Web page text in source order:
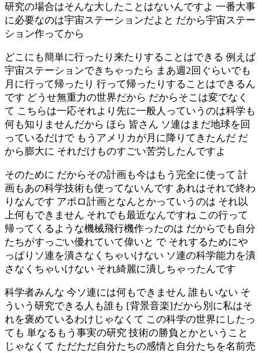
研究の場合はそんな大したことはないんですよ 一番大事
に必要なのは宇宙ステーションだよと だから宇宙ステー
ション作ってから
どこにも簡単に行ったり来たりすることはできる 例えば
宇宙ステーションできちゃったら まあ週2回ぐらいでも
月に行って帰ったり 行って帰ったりすることはできるん
です どうせ無重力の世界だから だからそこは変でなく
て こちらは一応それより先に一般人っていうのは科学も
何も知りませんだから ほら 皆さん ソ連はまだ地球を回
っているだけで もうアメリカが月に降りてきたんだ だ
から膨大に それだけものすごい苦労したんですよ
そのために だからその計画も今はもう完全に使って 計
画もあの科学技術も使ってないんです あれはそれで終わ
りなんです アポロ計画となんとかっていうのは それ以
上何もできません それでも最近なんですね この行って
帰ってくるような機械飛行機作ったのは だからでも自分
たちがすっごい優れていて偉いと で それするためにや
っぱりソ連を潰さなくちゃいけない ソ連の科学能力を潰
さなくちゃいけない それ綺麗に潰しちゃったんです
科学者みんな 今ソ連には何もできません 誰もいない そ
ういう研究できる人も誰も [背景音楽]だから別に私はそ
れを褒めているわけじゃなくて この科学の世界にしたっ
ても 単なるもう事実の研究 技術の勝負とかということ
じゃなくて ただただ自分たちの感情と自分たちを名前売